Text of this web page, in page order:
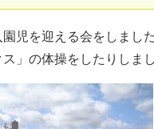
児を迎える会をしまし
」の体操をしたりしまし